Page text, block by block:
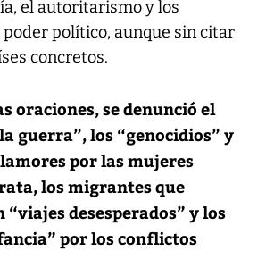
el autoritarismo y los
político, aunque sin citar
concretos.
oraciones, se denunció el
guerra”, los “genocidios” y
por las mujeres
los migrantes que
desesperados” y los
por los conflictos